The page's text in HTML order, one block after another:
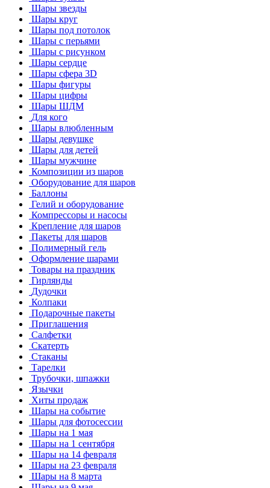
Шары звезды
Шары круг
Шары под потолок
Шары с перьями
Шары с рисунком
Шары сердце
Шары сфера 3D
Шары фигуры
Шары цифры
Шары ШДМ
Для кого
Шары влюбленным
Шары девушке
Шары для детей
Шары мужчине
Композиции из шаров
Оборудование для шаров
Баллоны
Гелий и оборудование
Компрессоры и насосы
Крепление для шаров
Пакеты для шаров
Полимерный гель
Оформление шарами
Товары на праздник
Гирлянды
Дудочки
Колпаки
Подарочные пакеты
Приглашения
Салфетки
Скатерть
Стаканы
Тарелки
Трубочки, шпажки
Язычки
Хиты продаж
Шары на событие
Шары для фотосессии
Шары на 1 мая
Шары на 1 сентября
Шары на 14 февраля
Шары на 23 февраля
Шары на 8 марта